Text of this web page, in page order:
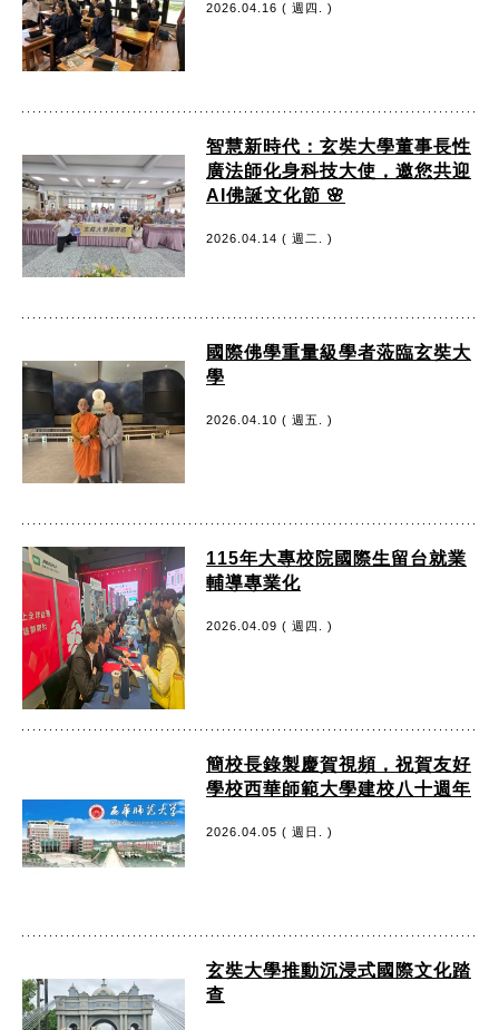
2026.04.16 ( 週四. )
智慧新時代：玄奘大學董事長性
廣法師化身科技大使，邀您共迎
AI佛誕文化節 🌸
2026.04.14 ( 週二. )
國際佛學重量級學者蒞臨玄奘大
學
2026.04.10 ( 週五. )
115年大專校院國際生留台就業
輔導專業化
2026.04.09 ( 週四. )
簡校長錄製慶賀視頻，祝賀友好
學校西華師範大學建校八十週年
2026.04.05 ( 週日. )
玄奘大學推動沉浸式國際文化踏
查